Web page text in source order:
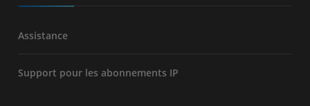
Assistance
Support pour les abonnements IP